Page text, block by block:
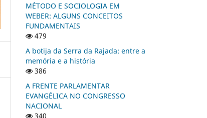
MÉTODO E SOCIOLOGIA EM
WEBER: ALGUNS CONCEITOS
FUNDAMENTAIS
479
A botija da Serra da Rajada: entre a
memória e a história
386
A FRENTE PARLAMENTAR
EVANGÉLICA NO CONGRESSO
NACIONAL
340